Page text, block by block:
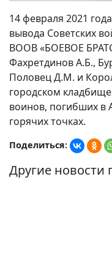
14 февраля 2021
вывода Советских
ВООВ «БОЕВОЕ
Фахретдинов А.Б.,
Половец Д.М. и
городском
воинов, погибших в
горячих точках.
Поделиться:
Другие новости